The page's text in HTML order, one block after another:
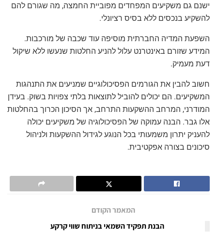
ישנם גם משקיעים המפחדים מפוביית החמצה, מה שגורם להם
להשקיע בנכסים ללא בסיס רציונלי.
השפעת המדיה החברתית מוסיפה עוד שכבה של מורכבות.
המידע שזורם באינטרנט עלול להניע החלטות שנעשו ללא שיקול
דעת מעמיק.
חשוב להבין את הגורמים הפסיכולוגיים שמניעים את התנהגות
המשקיעים. הם יכולים להוביל לתוצאות בלתי צפויות בשוק. בעידן
המודרני, המרחב ההשקעות התרחב, אך הסיכון הכרוך בהחלטות
אלו גבר. הבנה עמוקה של הפסיכולוגיה של משקיעים יכולה
להעניק יתרון משמעותי בכל הנוגע לגידול ההשקעות ולניהול
סיכונים בצורה אפקטיבית.
המאמר הקודם
הבנת תפקיד השמאי בניתוח שווי קרקע